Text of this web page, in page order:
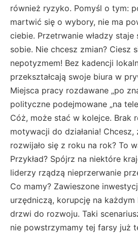
również ryzyko. Pomyśl o tym:
martwić się o wybory, nie ma
ciebie. Przetrwanie władzy staje
sobie. Nie chcesz zmian? Ciesz
nepotyzmem! Bez kadencji
przekształcają swoje biura w
Miejsca pracy rozdawane „po
polityczne podejmowane „na
Cóż, może stać w kolejce. Brak
motywacji do działania!
rozwijało się z roku na rok? To
Przykład? Spójrz na niektóre
liderzy rządzą nieprzerwanie
Co mamy? Zawieszone
urzędniczą, korupcję na
drzwi do rozwoju. Taki
nie powstrzymamy tej farsy już